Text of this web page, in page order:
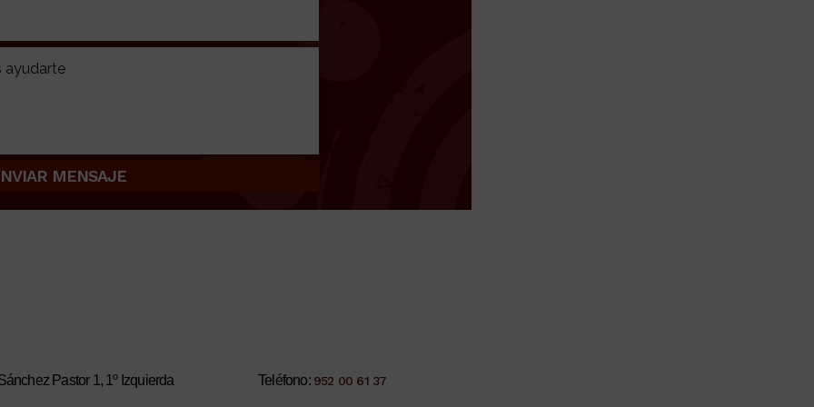
Pastor 1, 1º Izquierda Teléfono: 952 00 61 37